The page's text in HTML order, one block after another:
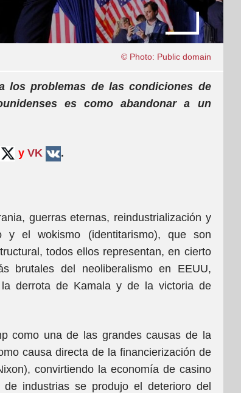
© Photo: Public domain
los problemas de las condiciones de
es como abandonar a un
y VK .
guerras eternas, reindustrialización y
y el wokismo (identitarismo), que son
todos ellos representan, en cierto
brutales del neoliberalismo en EEUU,
derrota de Kamala y de la victoria de
como una de las grandes causas de la
causa directa de la financierización de
convirtiendo la economía de casino
industrias se produjo el deterioro del